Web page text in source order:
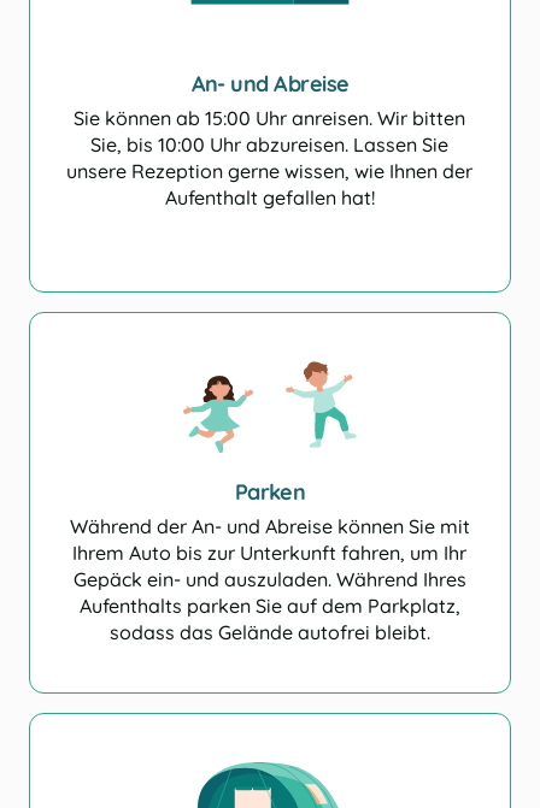
An- und Abreise
Sie können ab 15:00 Uhr anreisen. Wir bitten
Sie, bis 10:00 Uhr abzureisen. Lassen Sie
unsere Rezeption gerne wissen, wie Ihnen der
Aufenthalt gefallen hat!
Parken
Während der An- und Abreise können Sie mit
Ihrem Auto bis zur Unterkunft fahren, um Ihr
Gepäck ein- und auszuladen. Während Ihres
Aufenthalts parken Sie auf dem Parkplatz,
sodass das Gelände autofrei bleibt.